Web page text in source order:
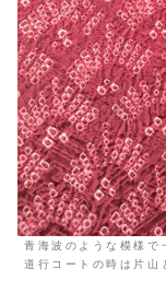
青海波のような模様で
道行コートの時は片山